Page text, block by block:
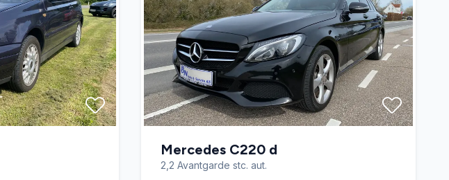
Mercedes C220 d
2,2 Avantgarde stc. aut.